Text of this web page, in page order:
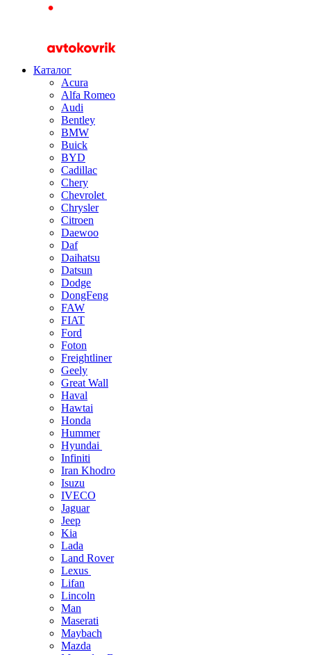
Каталог
Acura
Alfa Romeo
Audi
Bentley
BMW
Buick
BYD
Cadillac
Chery
Chevrolet
Chrysler
Citroen
Daewoo
Daf
Daihatsu
Datsun
Dodge
DongFeng
FAW
FIAT
Ford
Foton
Freightliner
Geely
Great Wall
Haval
Hawtai
Honda
Hummer
Hyundai
Infiniti
Iran Khodro
Isuzu
IVECO
Jaguar
Jeep
Kia
Lada
Land Rover
Lexus
Lifan
Lincoln
Man
Maserati
Maybach
Mazda